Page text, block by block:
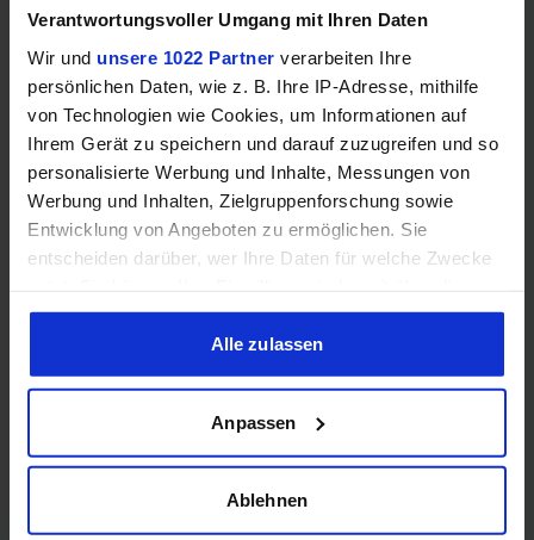
Verantwortungsvoller Umgang mit Ihren Daten
Wir und unsere 1022 Partner verarbeiten Ihre
persönlichen Daten, wie z. B. Ihre IP-Adresse, mithilfe
von Technologien wie Cookies, um Informationen auf
Ihrem Gerät zu speichern und darauf zuzugreifen und so
personalisierte Werbung und Inhalte, Messungen von
Werbung und Inhalten, Zielgruppenforschung sowie
Entwicklung von Angeboten zu ermöglichen. Sie
entscheiden darüber, wer Ihre Daten für welche Zwecke
Cookie-Erklärung oder durch Klicken auf das Privacy
Trigger Symbol ändern oder widerrufen
Informationen über Ihre geografische Lage erfassen,
welche bis auf einige Meter genau sein können
Ihr Gerät durch aktives Scannen nach bestimmten
Alle zulassen
Anpassen
Ablehnen
Speichertyp –
Speicherkanäle – –
RAM-Geschwindigkeit – –
ECC-Unterstützung ❌ ❌